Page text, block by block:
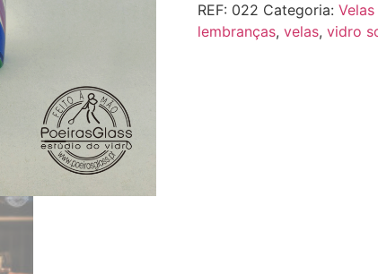
REF: 022 Categoria: Velas
lembranças, velas, vidro